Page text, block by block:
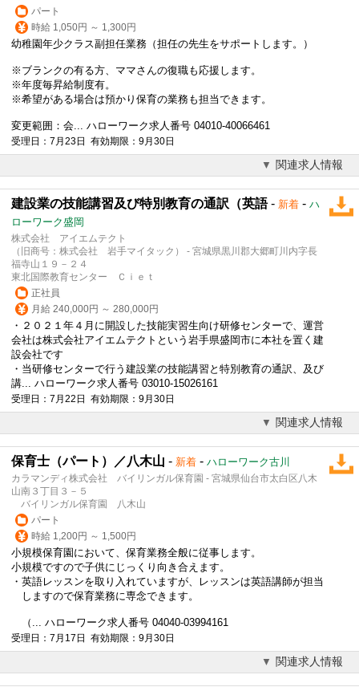
パート
時給 1,050円 ～ 1,300円
幼稚園年少クラス副担任業務（担任の先生をサポートします。）
※ブランクの有る方、ママさんの復職も応援します。
※年度毎昇給制度有。
※希望がある場合は預かり保育の業務も担当できます。
変更範囲：会... ハローワーク求人番号 04010-40066461
受理日：7月23日 有効期限：9月30日
関連求人情報
建設業の技能講習及び特別教育の通訳（英語- 新着 - ハ
ローワーク盛岡
株式会社 アイエムテクト
（旧商号：株式会社 岩手マイタック） - 宮城県黒川郡大郷町川内字長
福寺山１９－２４
東北国際教育センター Ｃｉｅｔ
正社員
月給 240,000円 ～ 280,000円
・２０２１年４月に開設した技能実習生向け研修センターで、運営
会社は株式会社アイエムテクトという岩手県盛岡市に本社を置く建
設会社です
・当研修センターで行う建設業の技能講習と特別教育の通訳、及び
講... ハローワーク求人番号 03010-15026161
受理日：7月22日 有効期限：9月30日
関連求人情報
保育士（パート）／八木山 - 新着 - ハローワーク古川
カラマンディ株式会社 バイリンガル保育園 - 宮城県仙台市太白区八木
山南３丁目３－５
バイリンガル保育園 八木山
パート
時給 1,200円 ～ 1,500円
小規模保育園において、保育業務全般に従事します。
小規模ですので子供にじっくり向き合えます。
・ 英語レッスンを取り入れていますが、レッスンは英語講師が担当
しますので保育業務に専念できます。
（... ハローワーク求人番号 04040-03994161
受理日：7月17日 有効期限：9月30日
関連求人情報